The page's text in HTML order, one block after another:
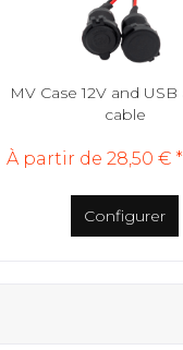
MV Case 12V and
cable
À partir de 28,50 € *
Configurer